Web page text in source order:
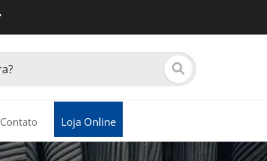
Contato Loja Online